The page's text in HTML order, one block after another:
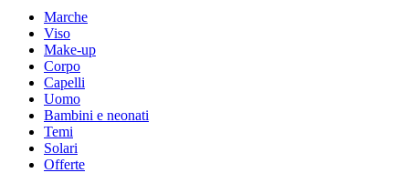
Marche
Viso
Make-up
Corpo
Capelli
Uomo
Bambini e neonati
Temi
Solari
Offerte